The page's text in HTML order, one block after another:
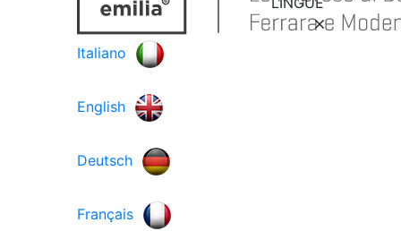
Italiano
English
Deutsch
Français